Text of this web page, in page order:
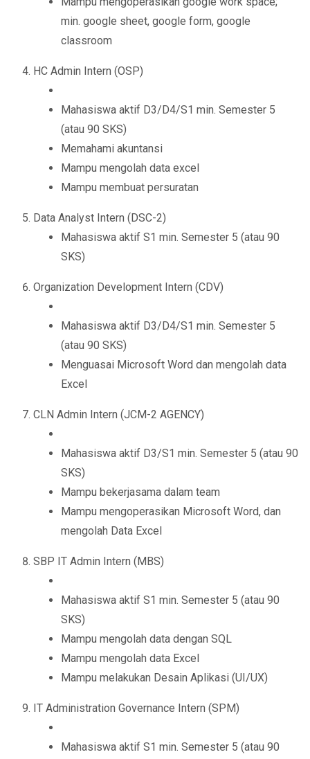
min. google sheet, google form, google
classroom
HC Admin Intern (OSP)
Mahasiswa aktif D3/D4/S1 min. Semester 5
(atau 90 SKS)
Memahami akuntansi
Mampu mengolah data excel
Mampu membuat persuratan
Data Analyst Intern (DSC-2)
Mahasiswa aktif S1 min. Semester 5 (atau 90
SKS)
Organization Development Intern (CDV)
Mahasiswa aktif D3/D4/S1 min. Semester 5
(atau 90 SKS)
Menguasai Microsoft Word dan mengolah data
Excel
CLN Admin Intern (JCM-2 AGENCY)
Mahasiswa aktif D3/S1 min. Semester 5 (atau 90
SKS)
Mampu bekerjasama dalam team
Mampu mengoperasikan Microsoft Word, dan
mengolah Data Excel
SBP IT Admin Intern (MBS)
Mahasiswa aktif S1 min. Semester 5 (atau 90
SKS)
Mampu mengolah data dengan SQL
Mampu mengolah data Excel
Mampu melakukan Desain Aplikasi (UI/UX)
IT Administration Governance Intern (SPM)
Mahasiswa aktif S1 min. Semester 5 (atau 90